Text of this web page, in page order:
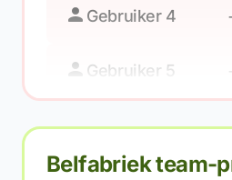
Gebruiker 4
Gebruiker 5
Belfabriek team-